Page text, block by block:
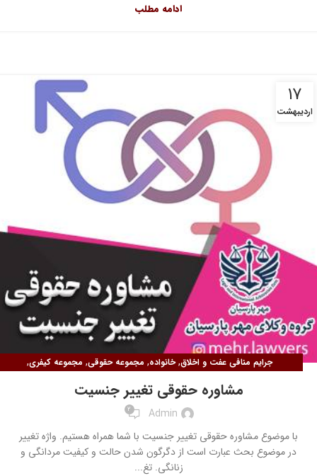
ادامه مطلب
۱۷
اردیبهشت
جرایم منافی عفت و اخلاق,خانواده, مجموعه حقوقی, مجموعه کیفری,
مشاوره حقوقی تغییر جنسیت
Admin
2
با موضوع مشاوره حقوقی تغییر جنسیت با شما همراه هستیم. واژه تغییر
در موضوع بحث عبارت است از دگرگون شدن حالت و کیفیت مردانگی و
زنانگی. تغ...